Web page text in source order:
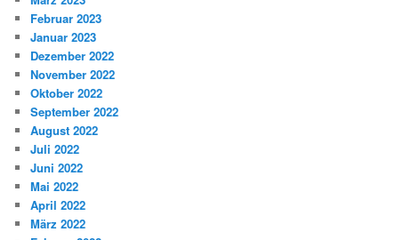
Februar 2023
Januar 2023
Dezember 2022
November 2022
Oktober 2022
September 2022
August 2022
Juli 2022
Juni 2022
Mai 2022
April 2022
März 2022